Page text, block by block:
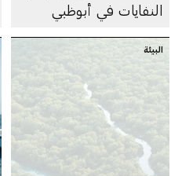
النفايات في أبوظبي
البيئة